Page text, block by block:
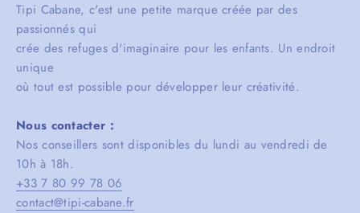
Tipi Cabane, c'est une petite marque créée par des
passionnés qui
crée des refuges d'imaginaire pour les enfants. Un endroit
unique
où tout est possible pour développer leur créativité.
Nous contacter :
Nos conseillers sont disponibles du lundi au vendredi de
10h à 18h.
+33 7 80 99 78 06
contact@tipi-cabane.fr